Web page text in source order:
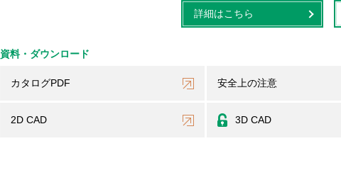
詳細はこちら
資料・ダウンロード
カタログPDF 安全上の注意
2D CAD 3D CAD